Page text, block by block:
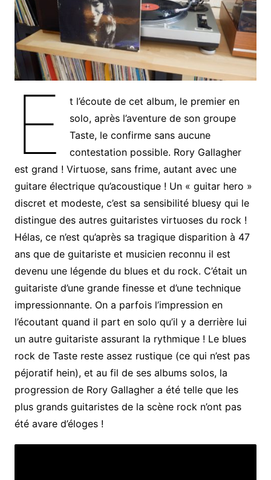
E
t l’écoute de cet album, le premier en
solo, après l’aventure de son groupe
Taste, le confirme sans aucune
contestation possible. Rory Gallagher
est grand ! Virtuose, sans frime, autant avec une
guitare électrique qu’acoustique ! Un « guitar hero »
discret et modeste, c’est sa sensibilité bluesy qui le
distingue des autres guitaristes virtuoses du rock !
Hélas, ce n’est qu’après sa tragique disparition à 47
ans que de guitariste et musicien reconnu il est
devenu une légende du blues et du rock. C’était un
guitariste d’une grande finesse et d’une technique
impressionnante. On a parfois l’impression en
l’écoutant quand il part en solo qu’il y a derrière lui
un autre guitariste assurant la rythmique ! Le blues
rock de Taste reste assez rustique (ce qui n’est pas
péjoratif hein), et au fil de ses albums solos, la
progression de Rory Gallagher a été telle que les
plus grands guitaristes de la scène rock n’ont pas
été avare d’éloges !